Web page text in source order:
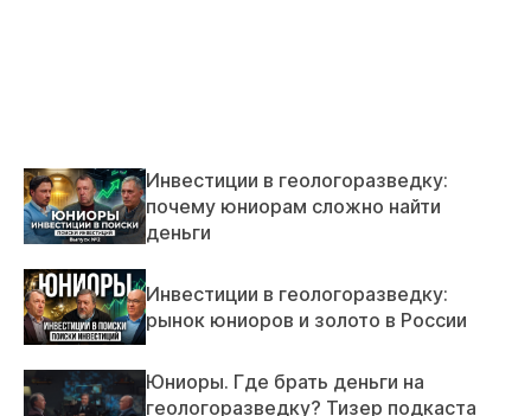
Инвестиции в геологоразведку:
почему юниорам сложно найти
деньги
Инвестиции в геологоразведку:
рынок юниоров и золото в России
Юниоры. Где брать деньги на
геологоразведку? Тизер подкаста